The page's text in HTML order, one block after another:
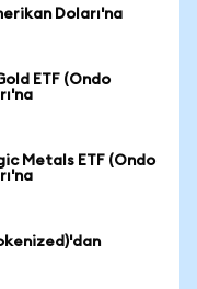
Doları'na
ETF (Ondo
Metals ETF (Ondo